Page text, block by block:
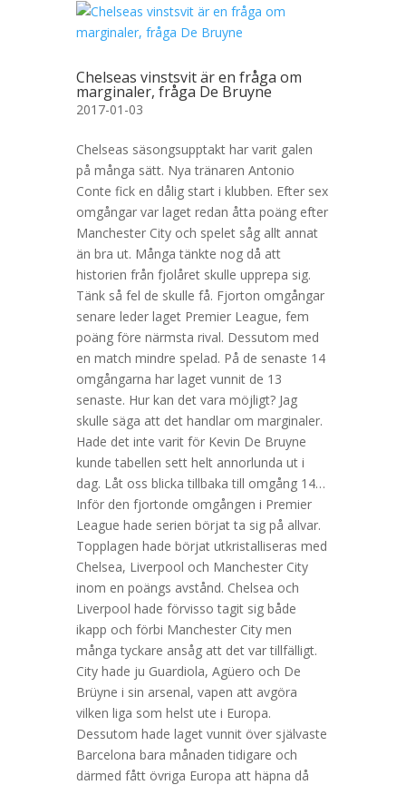
Chelseas vinstsvit är en fråga om
marginaler, fråga De Bruyne
2017-01-03
Chelseas säsongsupptakt har varit galen
på många sätt. Nya tränaren Antonio
Conte fick en dålig start i klubben. Efter sex
omgångar var laget redan åtta poäng efter
Manchester City och spelet såg allt annat
än bra ut. Många tänkte nog då att
historien från fjolåret skulle upprepa sig.
Tänk så fel de skulle få. Fjorton omgångar
senare leder laget Premier League, fem
poäng före närmsta rival. Dessutom med
en match mindre spelad. På de senaste 14
omgångarna har laget vunnit de 13
senaste. Hur kan det vara möjligt? Jag
skulle säga att det handlar om marginaler.
Hade det inte varit för Kevin De Bruyne
kunde tabellen sett helt annorlunda ut i
dag. Låt oss blicka tillbaka till omgång 14…
Inför den fjortonde omgången i Premier
League hade serien börjat ta sig på allvar.
Topplagen hade börjat utkristalliseras med
Chelsea, Liverpool och Manchester City
inom en poängs avstånd. Chelsea och
Liverpool hade förvisso tagit sig både
ikapp och förbi Manchester City men
många tyckare ansåg att det var tillfälligt.
City hade ju Guardiola, Agüero och De
Brüyne i sin arsenal, vapen att avgöra
vilken liga som helst ute i Europa.
Dessutom hade laget vunnit över självaste
Barcelona bara månaden tidigare och
därmed fått övriga Europa att häpna då